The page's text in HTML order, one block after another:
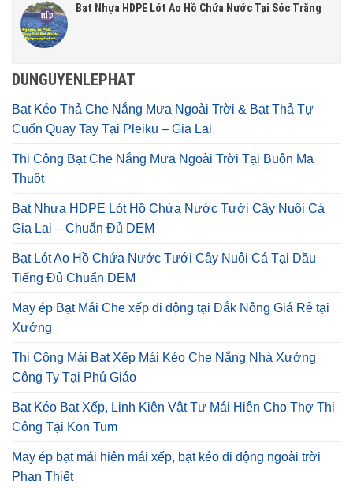
Bạt Nhựa HDPE Lót Ao Hồ Chứa Nước Tại Sóc Trăng
DUNGUYENLEPHAT
Bạt Kéo Thả Che Nắng Mưa Ngoài Trời & Bạt Thả Tự
Cuốn Quay Tay Tại Pleiku – Gia Lai
Thi Công Bạt Che Nắng Mưa Ngoài Trời Tại Buôn Ma
Thuột
Bạt Nhựa HDPE Lót Hồ Chứa Nước Tưới Cây Nuôi Cá
Gia Lai – Chuẩn Đủ DEM
Bạt Lót Ao Hồ Chứa Nước Tưới Cây Nuôi Cá Tại Dầu
Tiếng Đủ Chuẩn DEM
May ép Bạt Mái Che xếp di động tại Đắk Nông Giá Rẻ tại
Xưởng
Thi Công Mái Bạt Xếp Mái Kéo Che Nắng Nhà Xưởng
Công Ty Tại Phú Giáo
Bạt Kéo Bạt Xếp, Linh Kiện Vật Tư Mái Hiên Cho Thợ Thi
Công Tại Kon Tum
May ép bạt mái hiên mái xếp, bạt kéo di động ngoài trời
Phan Thiết